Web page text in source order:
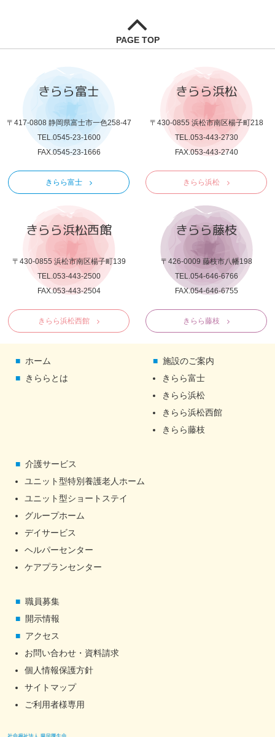
PAGE TOP
きらら富士
〒417-0808 静岡県富士市一色258-47
TEL.0545-23-1600
FAX.0545-23-1666
きらら富士
きらら浜松
〒430-0855 浜松市南区楊子町218
TEL.053-443-2730
FAX.053-443-2740
きらら浜松
きらら浜松西館
〒430-0855 浜松市南区楊子町139
TEL.053-443-2500
FAX.053-443-2504
きらら浜松西館
きらら藤枝
〒426-0009 藤枝市八幡198
TEL.054-646-6766
FAX.054-646-6755
きらら藤枝
ホーム
きららとは
施設のご案内
きらら富士
きらら浜松
きらら浜松西館
きらら藤枝
介護サービス
ユニット型特別養護老人ホーム
ユニット型ショートステイ
グループホーム
デイサービス
ヘルパーセンター
ケアプランセンター
職員募集
開示情報
アクセス
お問い合わせ・資料請求
個人情報保護方針
サイトマップ
ご利用者様専用